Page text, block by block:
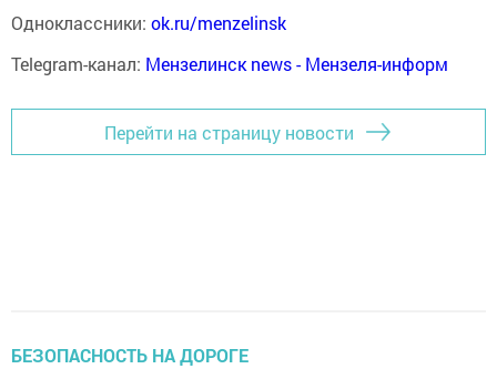
Одноклассники: ok.ru/menzelinsk
Telegram-канал: Мензелинск news - Мензеля-информ
Перейти на страницу новости
БЕЗОПАСНОСТЬ НА ДОРОГЕ